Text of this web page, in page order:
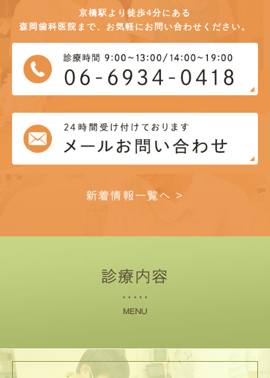
京橋駅より徒歩4分にある
森岡歯科医院まで、お気軽にお問い合わせください。
新着情報一覧へ >
診療内容
MENU